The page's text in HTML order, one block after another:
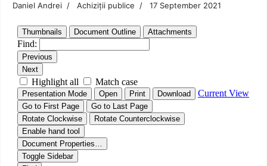
Daniel Andrei Achiziții publice 17 September 2021